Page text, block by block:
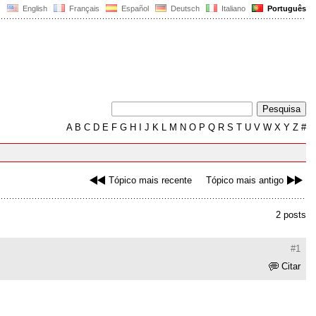
English Français Español Deutsch Italiano Português
AB C D E F G H J K L M N O P Q R S T U V W X Y Z #
Tópico mais recente Tópico mais antigo
2 posts
#1
Citar